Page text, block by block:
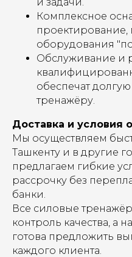
Комплексное
проектирование,
оборудования
Обслуживание и
обеспечат
тренажёру.
Доставка и условия
Мы осуществляем
Ташкенту и в другие
предлагаем гибкие
рассрочку без
банки.
Все силовые
контроль качества, а
готова предложить
каждого клиента.